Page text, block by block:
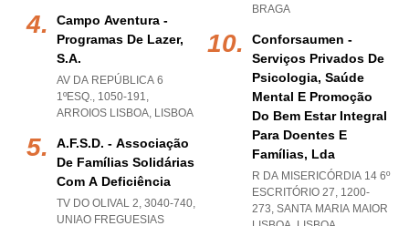
Campo Aventura -
Programas De Lazer,
S.a.
AV DA REPÚBLICA 6
1ºESQ., 1050-191,
ARROIOS LISBOA, LISBOA
A.f.s.d. - Associação
De Famílias Solidárias
Com A Deficiência
TV DO OLIVAL 2, 3040-740,
UNIAO FREGUESIAS
BRAGA
Conforsaumen -
Serviços Privados De
Psicologia, Saúde
Mental E Promoção
Do Bem Estar Integral
Para Doentes E
Famílias, Lda
R DA MISERICÓRDIA 14 6º
ESCRITÓRIO 27, 1200-
273, SANTA MARIA MAIOR